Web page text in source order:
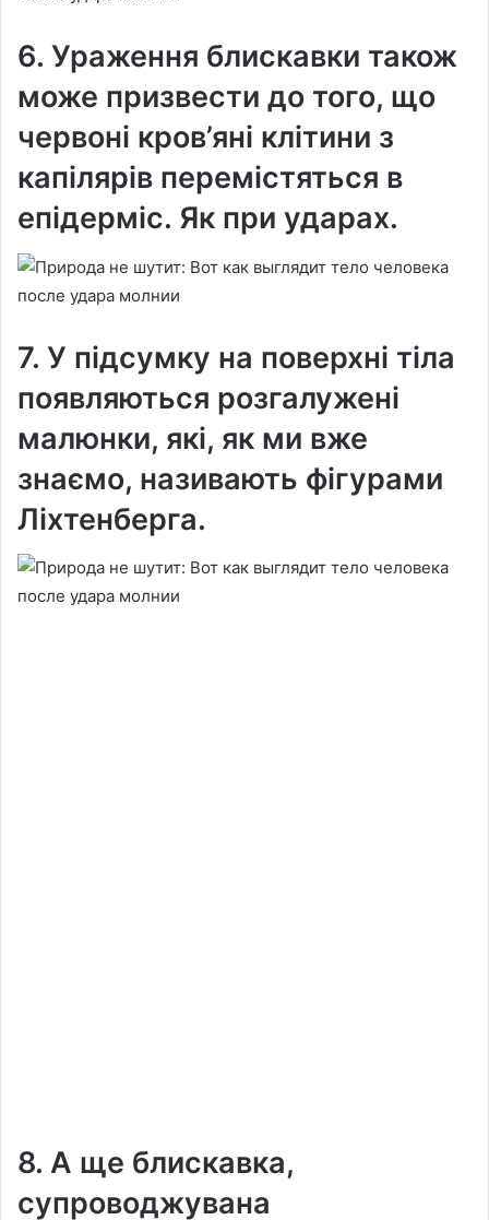
6. Ураження блискавки також
може призвести до того, що
червоні кров’яні клітини з
капілярів перемістяться в
епідерміс. Як при ударах.
7. У підсумку на поверхні тіла
появляються розгалужені
малюнки, які, як ми вже
знаємо, називають фігурами
Ліхтенберга.
8. А ще блискавка,
супроводжувана